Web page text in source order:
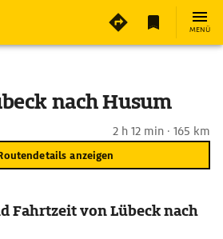
MENÜ
nach Husum
2 h 12 min · 165 km
anzeigen
Fahrtzeit von Lübeck nach